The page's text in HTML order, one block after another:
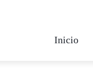
Inicio